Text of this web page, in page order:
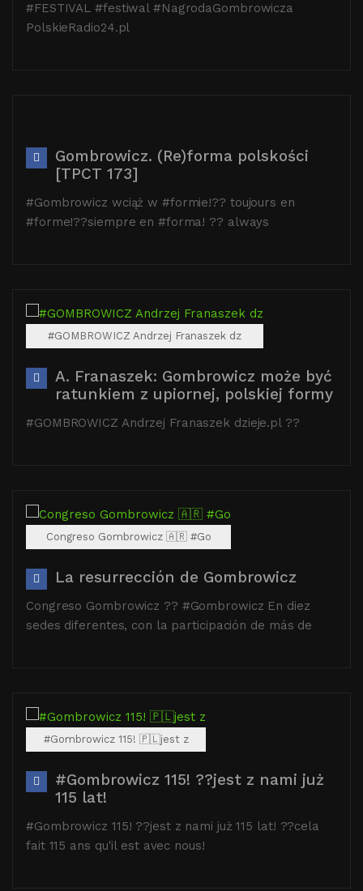
#FESTIVAL #festiwal #NagrodaGombrowicza
PolskieRadio24.pl
Gombrowicz. (Re)forma polskości
[TPCT 173]
#Gombrowicz wciąż w #formie!?? toujours en
#forme!??siempre en #forma! ?? always
#GOMBROWICZ Andrzej Franaszek dz
A. Franaszek: Gombrowicz może być
ratunkiem z upiornej, polskiej formy
#GOMBROWICZ Andrzej Franaszek dzieje.pl ??
Congreso Gombrowicz 🇦🇷 #Go
La resurrección de Gombrowicz
Congreso Gombrowicz ?? #Gombrowicz En diez
sedes diferentes, con la participación de más de
#Gombrowicz 115! 🇵🇱jest z
#Gombrowicz 115! ??jest z nami już
115 lat!
#Gombrowicz 115! ??jest z nami już 115 lat! ??cela
fait 115 ans qu'il est avec nous!